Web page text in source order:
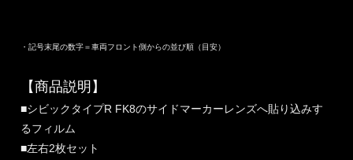
・記号末尾の数字＝車両フロント側からの並び順（目安）
【商品説明】
■シビックタイプR FK8のサイドマーカーレンズへ貼り込みす
るフィルム
■左右2枚セット